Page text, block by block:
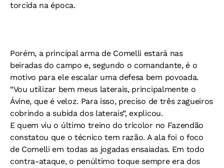
torcida na época.
Porém, a principal arma de Comelli estará nas
beiradas do campo e, segundo o comandante, é o
motivo para ele escalar uma defesa bem povoada.
“Vou utilizar bem meus laterais, principalmente o
Ávine, que é veloz. Para isso, preciso de três zagueiros
cobrindo a subida dos laterais”, explicou.
E quem viu o último treino do tricolor no Fazendão
constatou que o técnico tem razão. A ala foi o foco
de Comelli em todas as jogadas ensaiadas. Em todo
contra-ataque, o penúltimo toque sempre era dos